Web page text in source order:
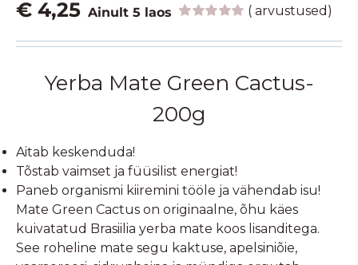
€ 4,25 Ainult 5 laos
5.00/5
põhjal
(arvustused)
Yerba Mate Green Cactus-
200g
Aitab keskenduda!
Tõstab vaimset ja füüsilist energiat!
Paneb organismi kiiremini tööle ja vähendab isu!
Mate Green Cactus on originaalne, õhu käes
kuivatatud Brasiilia yerba mate koos lisanditega.
See roheline mate segu kaktuse, apelsiniõie,